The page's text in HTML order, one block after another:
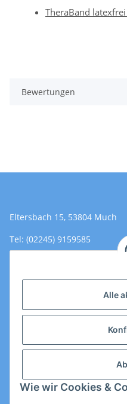
Alle
Wie wir Cookies &
TheraBand
Bewertungen
Eltersbach 15, 53804 Much
Tel: (02245) 9159585
Email:
Öffnungszeiten (Mo-Fr.) 8:00